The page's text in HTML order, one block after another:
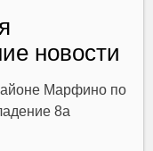
новости
Марфино по
8а